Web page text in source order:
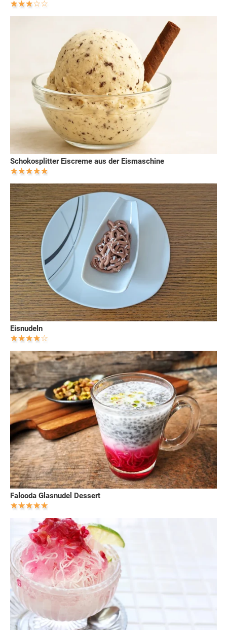
Schokosplitter Eiscreme aus der Eismaschine
Eisnudeln
Falooda Glasnudel Dessert